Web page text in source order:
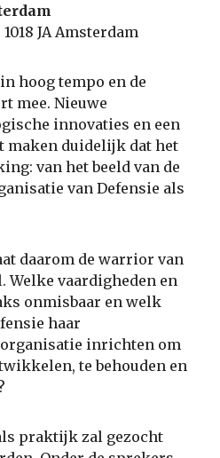
JA Amsterdam
hoog tempo en de
mee. Nieuwe
innovaties en een
maken duidelijk dat het
van het beeld van de
van Defensie als
daarom de warrior van
Welke vaardigheden en
onmisbaar en welk
haar
inrichten om
te behouden en
praktijk zal gezocht